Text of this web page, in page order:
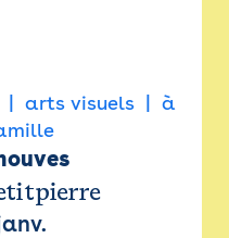
arts visuels
à